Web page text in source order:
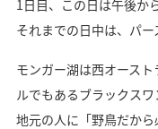
1日目、この日は午後か
それまでの日中は、パー
モンガー湖は西オース
ルでもあるブラックスワ
地元の人に「野鳥だか